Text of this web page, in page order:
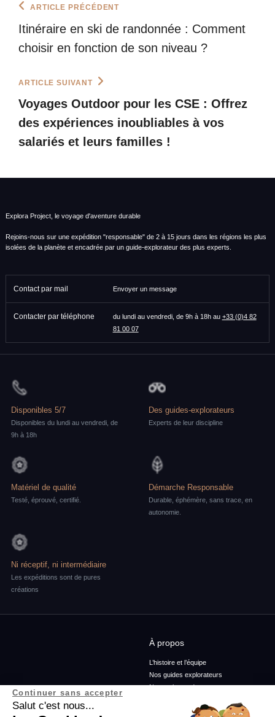
Navigation
de
l’article
Previous
Post
ARTICLE PRÉCÉDENT
Itinéraire en ski de randonnée : Comment
choisir en fonction de son niveau ?
Next
Post
ARTICLE SUIVANT
Voyages Outdoor pour les CSE : Offrez
des expériences inoubliables à vos
salariés et leurs familles !
Explora Project, le voyage d'aventure durable
Rejoins-nous sur une expédition "responsable" de 2 à 15 jours dans les régions les plus
isolées de la planète et encadrée par un guide-explorateur des plus experts.
Contact par mail Envoyer un message
Contacter par téléphone du lundi au vendredi, de 9h à 18h au +33 (0)4 82
81 00 07
Disponibles 5/7
Disponibles du lundi au vendredi, de
9h à 18h
Des guides-explorateurs
Experts de leur discipline
Matériel de qualité
Testé, éprouvé, certifié.
Démarche Responsable
Durable, éphémère, sans trace, en
autonomie.
Ni réceptif, ni intermédiaire
Les expéditions sont de pures
créations
À propos
L’histoire et l’équipe
Nos guides explorateurs
Nos ambassadeurs
Conditions générales de vente
Continuer sans accepter
Salut c'est nous...